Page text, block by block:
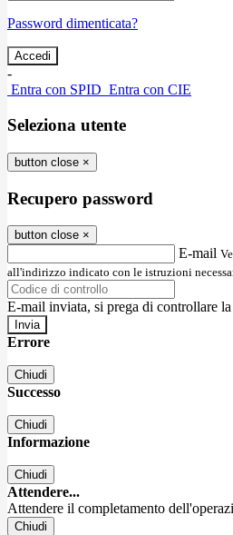
Password dimenticata?
-
Entra con SPID Entra con CIE
Seleziona utente
button close ×
Recupero password
button close ×
E-mail
all'indirizzo indicato con le istruzioni
E-mail inviata, si prega di controllare
Errore
Chiudi
Successo
Chiudi
Informazione
Chiudi
Attendere...
Attendere il completamento
Chiudi